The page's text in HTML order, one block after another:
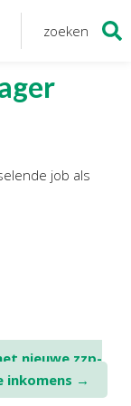
zoeken
job als
nieuwe zzp-
inkomens →